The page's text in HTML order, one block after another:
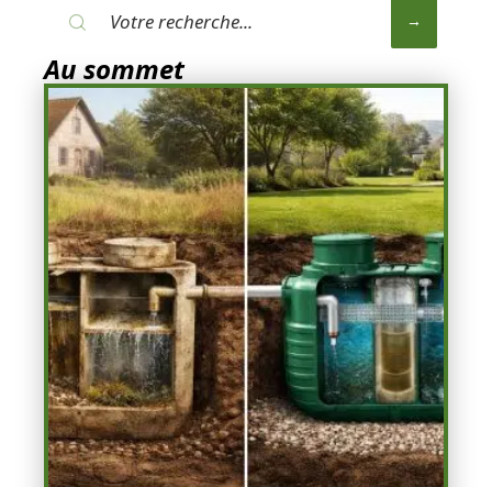
Au sommet